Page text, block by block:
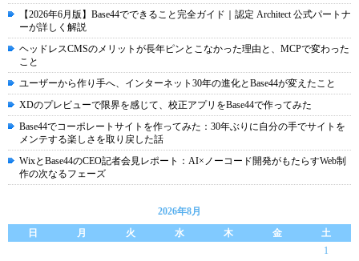
【2026年6月版】Base44でできること完全ガイド｜認定 Architect 公式パートナ
ーが詳しく解説
ヘッドレスCMSのメリットが長年ピンとこなかった理由と、MCPで変わった
こと
ユーザーから作り手へ、インターネット30年の進化とBase44が変えたこと
XDのプレビューで限界を感じて、校正アプリをBase44で作ってみた
Base44でコーポレートサイトを作ってみた：30年ぶりに自分の手でサイトを
メンテする楽しさを取り戻した話
WixとBase44のCEO記者会見レポート：AI×ノーコード開発がもたらすWeb制
作の次なるフェーズ
2026年8月
日
月 火 水 木 金
土
1